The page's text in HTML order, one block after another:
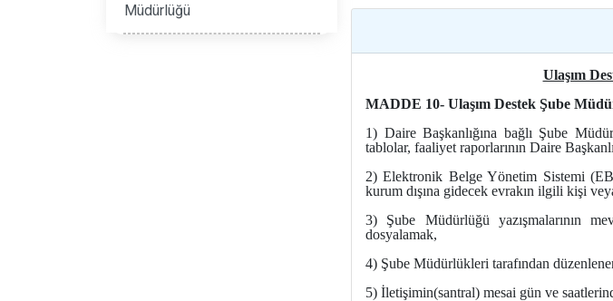
Müdürlüğü
Ulaşım
MADDE 10- Ulaşım Destek Şube
1) Daire Başkanlığına bağlı Şube
tablolar, faaliyet raporlarının Daire
2) Elektronik Belge Yönetim Sistemi
kurum dışına gidecek evrakın ilgili kişi
3) Şube Müdürlüğü yazışmalarının
dosyalamak,
4) Şube Müdürlükleri tarafından
5) İletişimin(santral) mesai gün ve